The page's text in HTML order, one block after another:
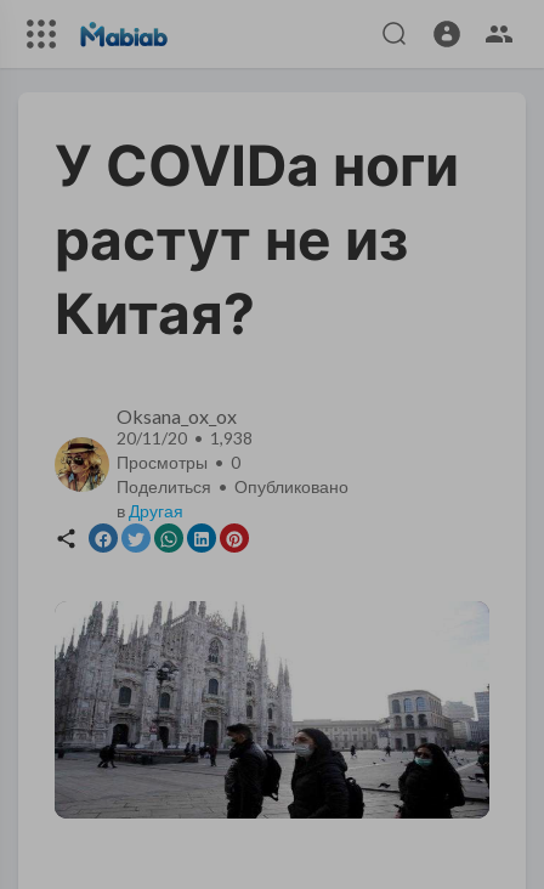
У COVIDа ноги
растут не из
Китая?
Oksana_ox_ox
20/11/20 • 1,938
Просмотры • 0
Поделиться • Опубликовано
в Другая